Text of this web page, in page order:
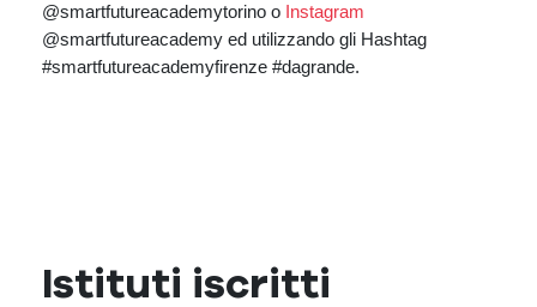
@smartfutureacademytorino o Instagram
@smartfutureacademy ed utilizzando gli Hashtag
#smartfutureacademyfirenze #dagrande.
Istituti iscritti